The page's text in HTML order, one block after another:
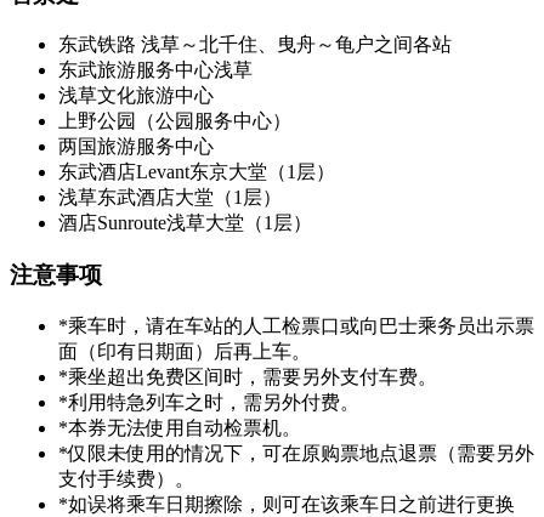
东武铁路 浅草～北千住、曳舟～龟户之间各站
东武旅游服务中心浅草
浅草文化旅游中心
上野公园（公园服务中心）
两国旅游服务中心
东武酒店Levant东京大堂（1层）
浅草东武酒店大堂（1层）
酒店Sunroute浅草大堂（1层）
注意事项
*乘车时，请在车站的人工检票口或向巴士乘务员出示票
面（印有日期面）后再上车。
*乘坐超出免费区间时，需要另外支付车费。
*利用特急列车之时，需另外付费。
*本券无法使用自动检票机。
*仅限未使用的情况下，可在原购票地点退票（需要另外
支付手续费）。
*如误将乘车日期擦除，则可在该乘车日之前进行更换